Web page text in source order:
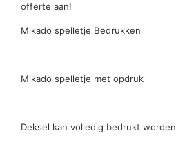
offerte aan!
Mikado spelletje Bedrukken
Mikado spelletje met opdruk
Deksel kan volledig bedrukt worden